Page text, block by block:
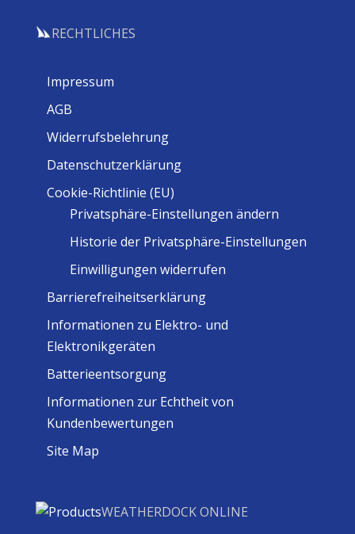
RECHTLICHES
Impressum
AGB
Widerrufsbelehrung
Datenschutzerklärung
Cookie-Richtlinie (EU)
Privatsphäre-Einstellungen ändern
Historie der Privatsphäre-Einstellungen
Einwilligungen widerrufen
Barrierefreiheitserklärung
Informationen zu Elektro- und
Elektronikgeräten
Batterieentsorgung
Informationen zur Echtheit von
Kundenbewertungen
Site Map
WEATHERDOCK ONLINE